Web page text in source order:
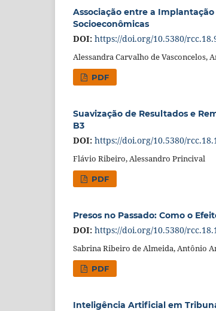
Associação entre a
Socioeconômicas
DOI: https://doi.org/10.5380/
Alessandra Carvalho de Vasconcelos,
PDF
Suavização de Resultados e
B3
DOI: https://doi.org/10.5380/
Flávio Ribeiro, Alessandro Princival
PDF
Presos no Passado: Como o
DOI: https://doi.org/10.5380/
Sabrina Ribeiro de Almeida, Antônio
PDF
Inteligência Artificial em